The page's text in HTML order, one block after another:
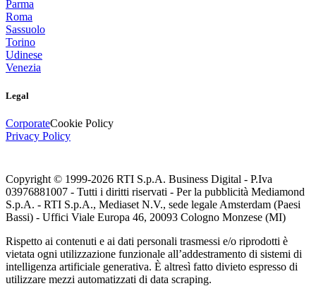
Parma
Roma
Sassuolo
Torino
Udinese
Venezia
Legal
CorporateCookie Policy
Privacy Policy
Copyright © 1999-2026 RTI S.p.A. Business Digital - P.Iva
03976881007 - Tutti i diritti riservati - Per la pubblicità Mediamond
S.p.A. - RTI S.p.A., Mediaset N.V., sede legale Amsterdam (Paesi
Bassi) - Uffici Viale Europa 46, 20093 Cologno Monzese (MI)
Rispetto ai contenuti e ai dati personali trasmessi e/o riprodotti è
vietata ogni utilizzazione funzionale all’addestramento di sistemi di
intelligenza artificiale generativa. È altresì fatto divieto espresso di
utilizzare mezzi automatizzati di data scraping.